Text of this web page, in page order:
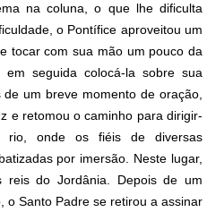
na coluna, o que lhe dificulta
o Pontífice aproveitou um
tocar com sua mão um pouco da
seguida colocá-la sobre sua
um breve momento de oração,
e retomou o caminho para dirigir-
onde os fiéis de diversas
por imersão. Neste lugar,
reis do Jordânia. Depois de um
o Santo Padre se retirou a assinar